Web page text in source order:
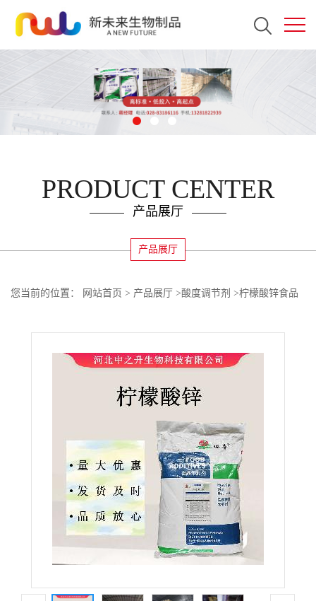
PRODUCT CENTER
产品展厅
产品展厅
您当前的位置： 网站首页 > 产品展厅 >酸度调节剂 >柠檬酸锌食品